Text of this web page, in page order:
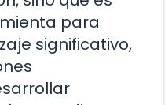
para
significativo,